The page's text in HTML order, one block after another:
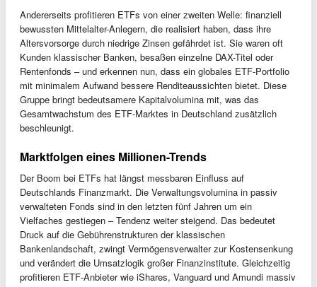
Andererseits profitieren ETFs von einer zweiten Welle: finanziell
bewussten Mittelalter-Anlegern, die realisiert haben, dass ihre
Altersvorsorge durch niedrige Zinsen gefährdet ist. Sie waren oft
Kunden klassischer Banken, besaßen einzelne DAX-Titel oder
Rentenfonds – und erkennen nun, dass ein globales ETF-Portfolio
mit minimalem Aufwand bessere Renditeaussichten bietet. Diese
Gruppe bringt bedeutsamere Kapitalvolumina mit, was das
Gesamtwachstum des ETF-Marktes in Deutschland zusätzlich
beschleunigt.
Marktfolgen eines Millionen-Trends
Der Boom bei ETFs hat längst messbaren Einfluss auf
Deutschlands Finanzmarkt. Die Verwaltungsvolumina in passiv
verwalteten Fonds sind in den letzten fünf Jahren um ein
Vielfaches gestiegen – Tendenz weiter steigend. Das bedeutet
Druck auf die Gebührenstrukturen der klassischen
Bankenlandschaft, zwingt Vermögensverwalter zur Kostensenkung
und verändert die Umsatzlogik großer Finanzinstitute. Gleichzeitig
profitieren ETF-Anbieter wie iShares, Vanguard und Amundi massiv